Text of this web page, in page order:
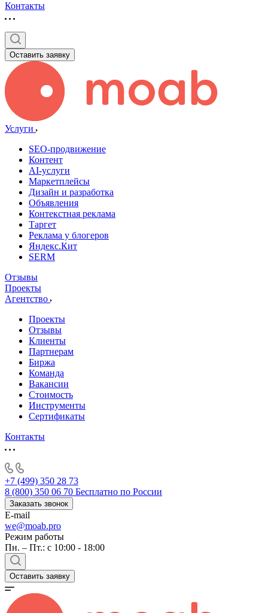
Контакты
Оставить заявку
Услуги
SEO-продвижение
Контент
AI-услуги
Маркетплейсы
Дизайн и разработка
Объявления
Контекстная реклама
Таргет
Реклама у блогеров
Яндекс.Кит
SERM
Отзывы
Проекты
Агентство
Проекты
Отзывы
Клиенты
Партнерам
Биржа
Команда
Вакансии
Стоимость
Инструменты
Сертификаты
Контакты
+7 (499) 350 28 73
8 (800) 350 06 70 Бесплатно по России
Заказать звонок
E-mail
we@moab.pro
Режим работы
Пн. – Пт.: с 10:00 - 18:00
Оставить заявку